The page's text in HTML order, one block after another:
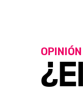
OPINIÓN